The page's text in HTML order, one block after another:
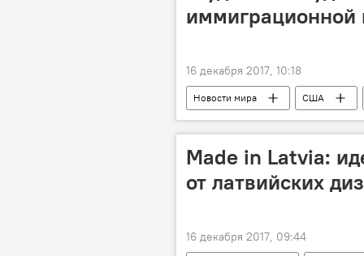
иммиграционной
16 декабря 2017, 10:18
Новости мира США
иммиграция
визовая
Made in Latvia:
от латвийских
16 декабря 2017, 09:44